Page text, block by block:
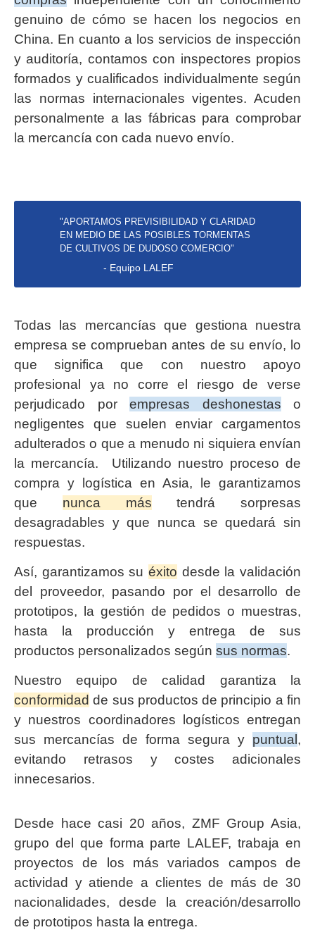
genuino de cómo se hacen los negocios en
China. En cuanto a los servicios de inspección
y auditoría, contamos con inspectores propios
formados y cualificados individualmente según
las normas internacionales vigentes. Acuden
personalmente a las fábricas para comprobar
la mercancía con cada nuevo envío.
"APORTAMOS PREVISIBILIDAD Y CLARIDAD
EN MEDIO DE LAS POSIBLES TORMENTAS
DE CULTIVOS DE DUDOSO COMERCIO"
- Equipo LALEF
Todas las mercancías que gestiona nuestra
empresa se comprueban antes de su envío, lo
que significa que con nuestro apoyo
profesional ya no corre el riesgo de verse
perjudicado por empresas deshonestas o
negligentes que suelen enviar cargamentos
adulterados o que a menudo ni siquiera envían
la mercancía. Utilizando nuestro proceso de
compra y logística en Asia, le garantizamos
que nunca más tendrá sorpresas
desagradables y que nunca se quedará sin
respuestas.
Así, garantizamos su éxito desde la validación
del proveedor, pasando por el desarrollo de
prototipos, la gestión de pedidos o muestras,
hasta la producción y entrega de sus
productos personalizados según sus normas.
Nuestro equipo de calidad garantiza la
conformidad de sus productos de principio a fin
y nuestros coordinadores logísticos entregan
sus mercancías de forma segura y puntual ,
evitando retrasos y costes adicionales
innecesarios.
Desde hace casi 20 años, ZMF Group Asia,
grupo del que forma parte LALEF, trabaja en
proyectos de los más variados campos de
actividad y atiende a clientes de más de 30
nacionalidades, desde la creación/desarrollo
de prototipos hasta la entrega.